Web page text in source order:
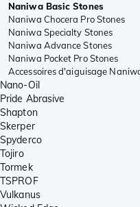
Naniwa Basic Stones
Naniwa Chocera Pro Stones
Naniwa Specialty Stones
Naniwa Advance Stones
Naniwa Pocket Pro Stones
Accessoires d'aiguisage
Nano-Oil
Pride Abrasive
Shapton
Skerper
Spyderco
Tojiro
Tormek
TSPROF
Vulkanus